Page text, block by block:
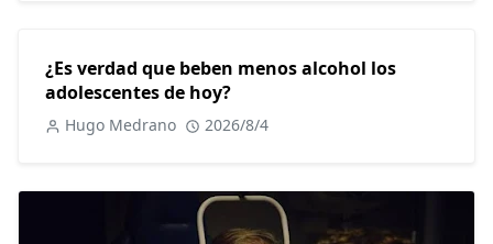
¿Es verdad que beben menos alcohol los
adolescentes de hoy?
Hugo Medrano 2026/8/4